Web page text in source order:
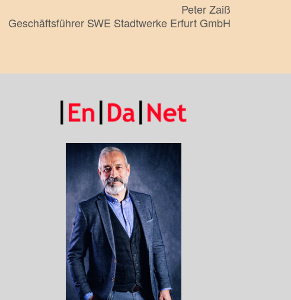
Peter Zaiß
Geschäftsführer SWE Stadtwerke Erfurt GmbH